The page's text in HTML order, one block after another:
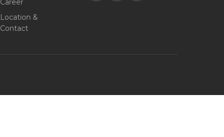
Career
Location &
Contact